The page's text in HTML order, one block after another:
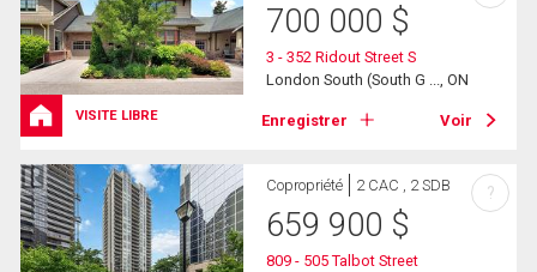
VISITE LIBRE
700 000 $
3 - 352 Ridout Street S
London South (South G ..., ON
Enregistrer Voir
Copropriété 2 CAC , 2 SDB
659 900 $
809 - 505 Talbot Street
?